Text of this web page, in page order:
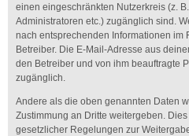
einen eingeschränkten Nutzerkreis (z.
Administratoren etc.) zugänglich sind.
nach entsprechenden Informationen im
Betreiber. Die E-Mail-Adresse aus
den Betreiber und von ihm beauftragte
zugänglich.
Andere als die oben genannten Daten
Zustimmung an Dritte weitergeben.
gesetzlicher Regelungen zur